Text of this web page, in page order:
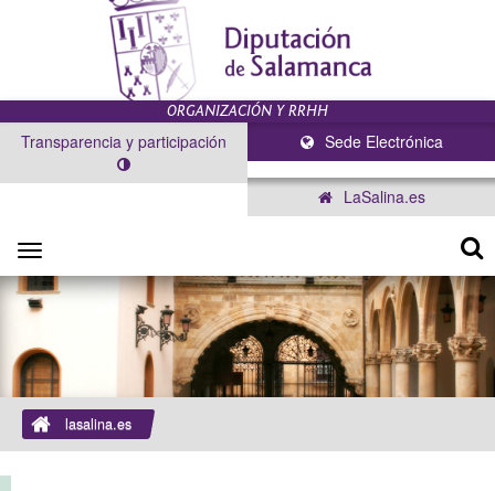
Sede Electrónica
Transparencia y participación
LaSalina.es
Toggle
navigation
lasalina.es